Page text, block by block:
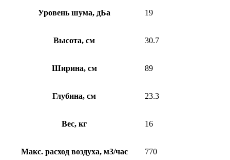
Уровень шума, дБа 19
Высота, см 30.7
Ширина, см 89
Глубина, см 23.3
Вес, кг 16
Макс. расход воздуха, м3/час 770